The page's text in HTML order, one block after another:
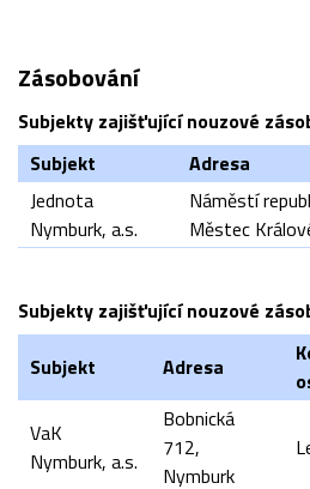
Zásobování
Subjekty zajišťující nouzové
Subjekt
Adresa
Jednota
Nymburk, a.s.
Náměstí
Městec
Subjekty zajišťující nouzové
Subjekt
Adresa
VaK
Nymburk, a.s.
Bobnická
712,
Nymburk